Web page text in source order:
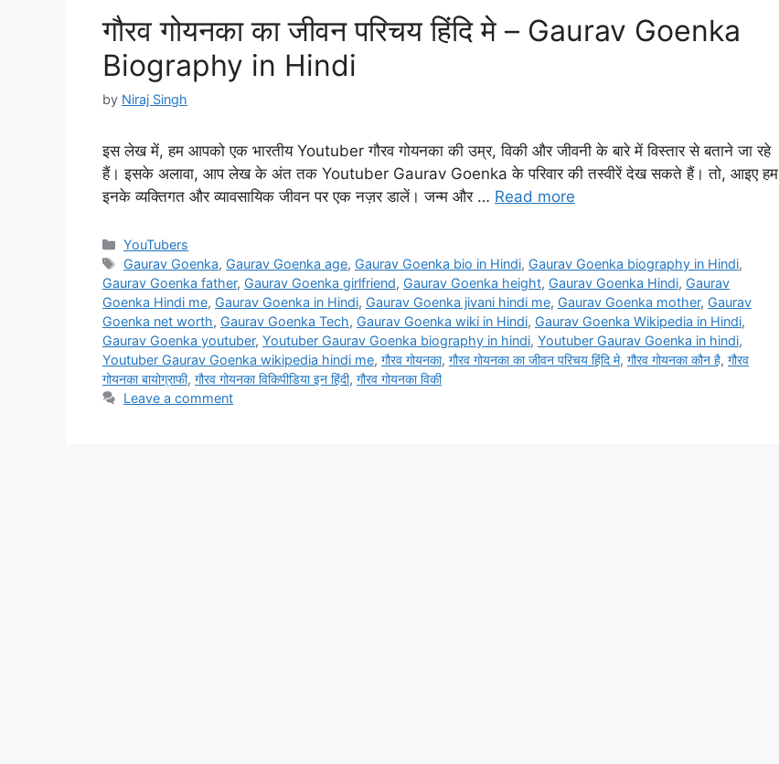
गौरव गोयनका का जीवन परिचय हिंदि मे – Gaurav Goenka
Biography in Hindi
by Niraj Singh
इस लेख में, हम आपको एक भारतीय Youtuber गौरव गोयनका की उम्र, विकी और जीवनी के बारे में विस्तार से बताने जा रहे
हैं। इसके अलावा, आप लेख के अंत तक Youtuber Gaurav Goenka के परिवार की तस्वीरें देख सकते हैं। तो, आइए हम
इनके व्यक्तिगत और व्यावसायिक जीवन पर एक नज़र डालें। जन्म और … Read more
Categories
YouTubers
Tags
Gaurav Goenka, Gaurav Goenka age, Gaurav Goenka bio in Hindi, Gaurav Goenka biography in Hindi,
Gaurav Goenka father, Gaurav Goenka girlfriend, Gaurav Goenka height, Gaurav Goenka Hindi, Gaurav
Goenka Hindi me, Gaurav Goenka in Hindi, Gaurav Goenka jivani hindi me, Gaurav Goenka mother, Gaurav
Goenka net worth, Gaurav Goenka Tech, Gaurav Goenka wiki in Hindi, Gaurav Goenka Wikipedia in Hindi,
Gaurav Goenka youtuber, Youtuber Gaurav Goenka biography in hindi, Youtuber Gaurav Goenka in hindi,
Youtuber Gaurav Goenka wikipedia hindi me, गौरव गोयनका, गौरव गोयनका का जीवन परिचय हिंदि मे, गौरव गोयनका कौन है, गौरव
गोयनका बायोग्राफी, गौरव गोयनका विकिपीडिया इन हिंदी, गौरव गोयनका विकी
Leave a comment